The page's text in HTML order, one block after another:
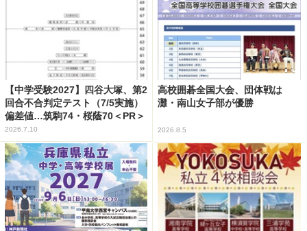
【中学受験2027】四谷大塚、第2
回合不合判定テスト（7/5実施）
偏差値…筑駒74・桜蔭70＜PR＞
2026.7.10
高校囲碁全国大会、団体戦は
灘・南山女子部が優勝
2026.8.5